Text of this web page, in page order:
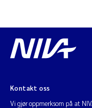
Kontakt oss
Vi gjør oppmerksom på at